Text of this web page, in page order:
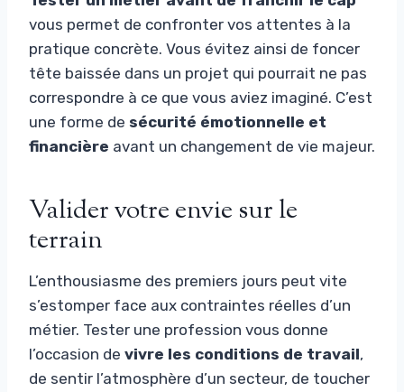
vous permet de confronter vos attentes à la
pratique concrète. Vous évitez ainsi de foncer
tête baissée dans un projet qui pourrait ne pas
correspondre à ce que vous aviez imaginé. C’est
une forme de sécurité émotionnelle et
financière avant un changement de vie majeur.
Valider votre envie sur le
terrain
L’enthousiasme des premiers jours peut vite
s’estomper face aux contraintes réelles d’un
métier. Tester une profession vous donne
l’occasion de vivre les conditions de travail,
de sentir l’atmosphère d’un secteur, de toucher